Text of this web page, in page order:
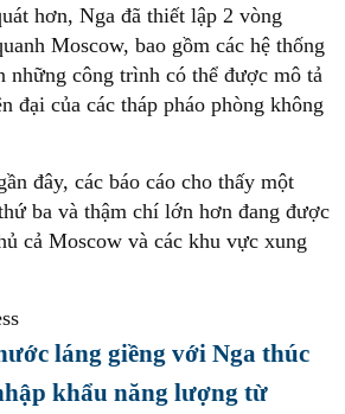
hơn, Nga đã thiết lập 2 vòng
Moscow, bao gồm các hệ thống
những công trình có thể được mô tả
đại của các tháp pháo phòng không
đây, các báo cáo cho thấy một
ba và thậm chí lớn hơn đang được
cả Moscow và các khu vực xung
láng giềng với Nga thúc
khẩu năng lượng từ